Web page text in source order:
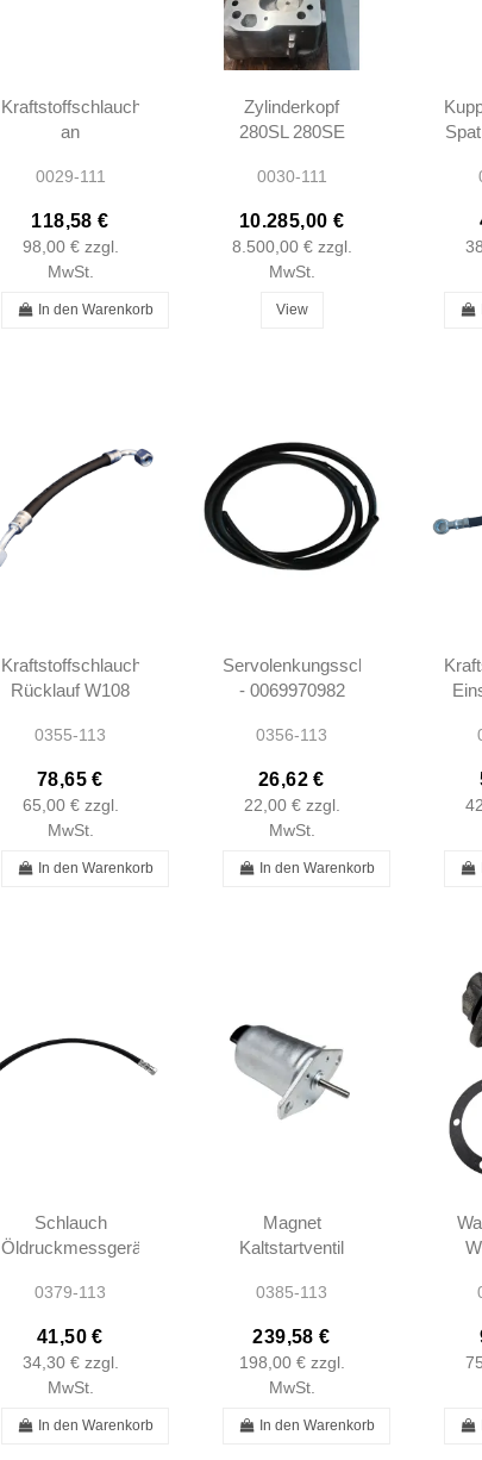
Kraftstoffschlauch
an
W111 220SEB -
0029-111
118,58 €
98,00 € zzgl.
MwSt.
In den Warenkorb
Zylinderkopf
280SL 280SE
OEM
0030-111
10.285,00 €
8.500,00 € zzgl.
MwSt.
View
Kraftstoffschlauch
Rücklauf W108
W112
W113 -
1299970282
0355-113
78,65 €
65,00 € zzgl.
MwSt.
In den Warenkorb
Servolenkungsschlauch
- 0069970982
0356-113
26,62 €
22,00 € zzgl.
MwSt.
In den Warenkorb
Schlauch
Öldruckmessgerät
W111 W113 -
0379-113
41,50 €
34,30 € zzgl.
MwSt.
In den Warenkorb
Magnet
Kaltstartventil
W109 W110
W113 -
0000740388
0385-113
239,58 €
198,00 € zzgl.
MwSt.
In den Warenkorb